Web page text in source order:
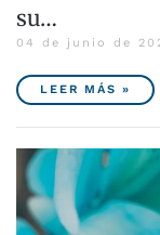
su…
04 de junio de
LEER MÁS »